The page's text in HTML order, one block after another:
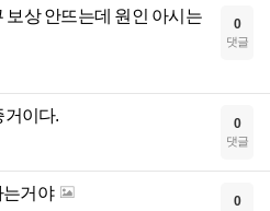
보상 안뜨는데 원인 아시는
0
댓글
거이다. 0
댓글
는거야 0